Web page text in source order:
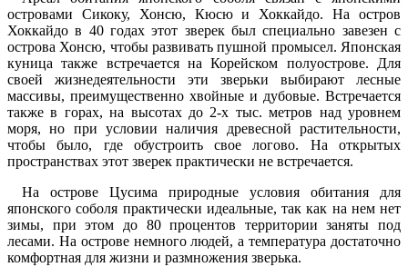
островами Сикоку, Хонсю, Кюсю и Хоккайдо. На остров
Хоккайдо в 40 годах этот зверек был специально завезен с
острова Хонсю, чтобы развивать пушной промысел. Японская
куница также встречается на Корейском полуострове. Для
своей жизнедеятельности эти зверьки выбирают лесные
массивы, преимущественно хвойные и дубовые. Встречается
также в горах, на высотах до 2-х тыс. метров над уровнем
моря, но при условии наличия древесной растительности,
чтобы было, где обустроить свое логово. На открытых
пространствах этот зверек практически не встречается.
На острове Цусима природные условия обитания для
японского соболя практически идеальные, так как на нем нет
зимы, при этом до 80 процентов территории заняты под
лесами. На острове немного людей, а температура достаточно
комфортная для жизни и размножения зверька.